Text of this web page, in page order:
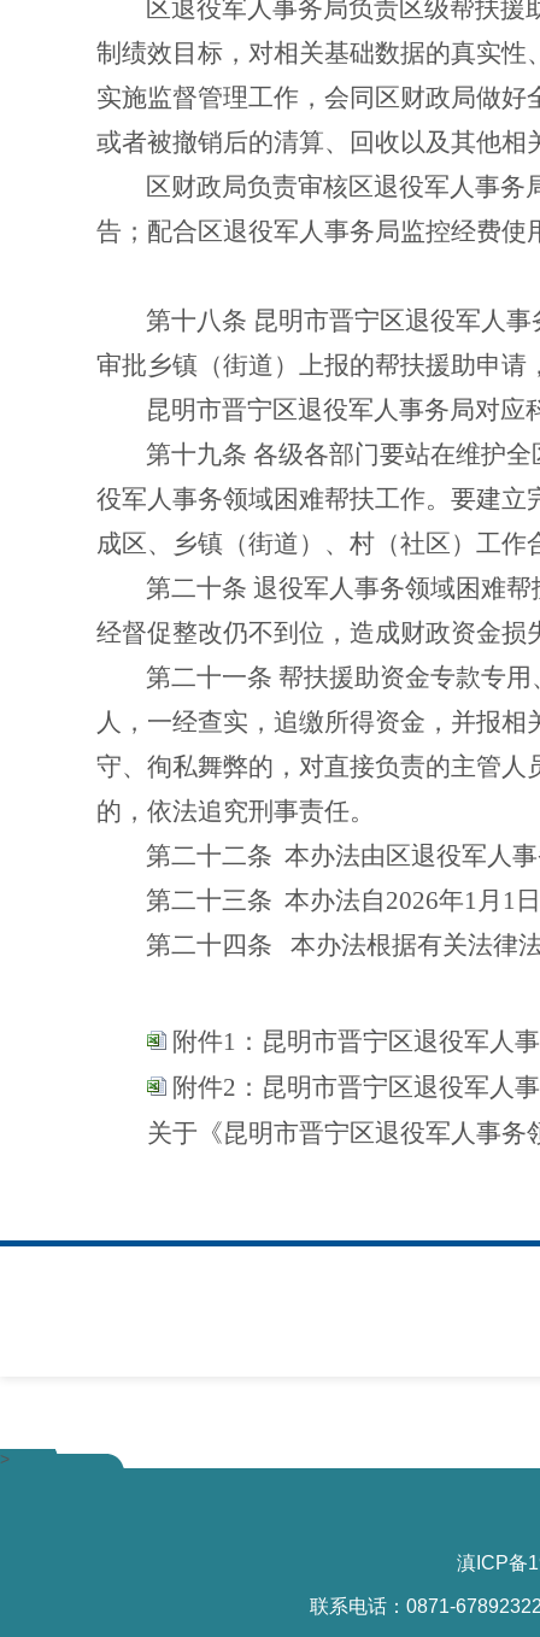
区退役军人事务局负责区级帮扶援
制绩效目标，对相关基础数据的真实
实施监督管理工作，会同区财政局做
或者被撤销后的清算、回收以及其他相
区财政局负责审核区退役军人事务
告；配合区退役军人事务局监控经费
第十八条 昆明市晋宁区退役军人
审批乡镇（街道）上报的帮扶援助申
昆明市晋宁区退役军人事务局对
第十九条 各级各部门要站在维护
役军人事务领域困难帮扶工作。要建
成区、乡镇（街道）、村（社区）工
第二十条 退役军人事务领域困难
经督促整改仍不到位，造成财政资金
第二十一条 帮扶援助资金专款专
人，一经查实，追缴所得资金，并报
守、徇私舞弊的，对直接负责的主管
的，依法追究刑事责任。
第二十二条 本办法由区退役军人
第二十三条 本办法自2026年1 月 1
第二十四条
本办法根据有关法律
附件1：昆明市晋宁区退役军人
附件2：昆明市晋宁区退役军人
关于《昆明市晋宁区退役军人事
>
滇ICP备
联系电话：0871-